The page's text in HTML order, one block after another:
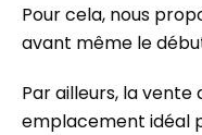
Pour cela, nous
avant même le
Par ailleurs, la
emplacement idéal